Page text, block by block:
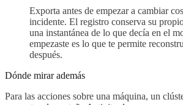
Exporta antes de empezar a cambiar
incidente. El registro conserva su
una instantánea de lo que decía en el
empezaste es lo que te permite
después.
Dónde mirar además
Para las acciones sobre una máquina, un